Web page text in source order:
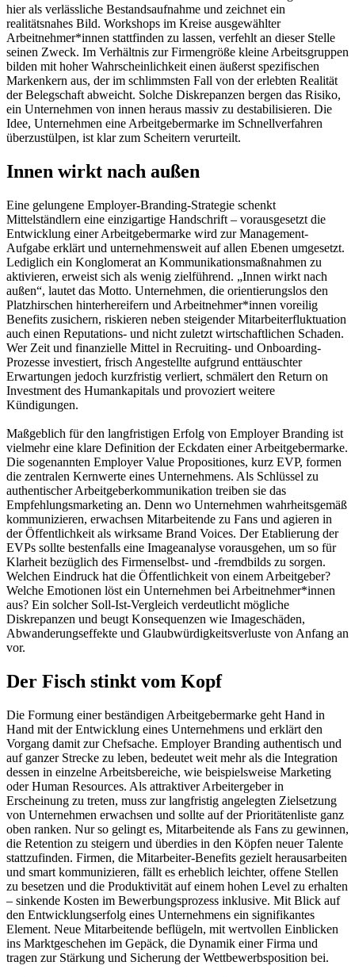
hier als verlässliche Bestandsaufnahme und zeichnet ein
realitätsnahes Bild. Workshops im Kreise ausgewählter
Arbeitnehmer*innen stattfinden zu lassen, verfehlt an dieser Stelle
seinen Zweck. Im Verhältnis zur Firmengröße kleine Arbeitsgruppen
bilden mit hoher Wahrscheinlichkeit einen äußerst spezifischen
Markenkern aus, der im schlimmsten Fall von der erlebten Realität
der Belegschaft abweicht. Solche Diskrepanzen bergen das Risiko,
ein Unternehmen von innen heraus massiv zu destabilisieren. Die
Idee, Unternehmen eine Arbeitgebermarke im Schnellverfahren
überzustülpen, ist klar zum Scheitern verurteilt.
Innen wirkt nach außen
Eine gelungene Employer-Branding-Strategie schenkt
Mittelständlern eine einzigartige Handschrift – vorausgesetzt die
Entwicklung einer Arbeitgebermarke wird zur Management-
Aufgabe erklärt und unternehmensweit auf allen Ebenen umgesetzt.
Lediglich ein Konglomerat an Kommunikationsmaßnahmen zu
aktivieren, erweist sich als wenig zielführend. „Innen wirkt nach
außen“, lautet das Motto. Unternehmen, die orientierungslos den
Platzhirschen hinterhereifern und Arbeitnehmer*innen voreilig
Benefits zusichern, riskieren neben steigender Mitarbeiterfluktuation
auch einen Reputations- und nicht zuletzt wirtschaftlichen Schaden.
Wer Zeit und finanzielle Mittel in Recruiting- und Onboarding-
Prozesse investiert, frisch Angestellte aufgrund enttäuschter
Erwartungen jedoch kurzfristig verliert, schmälert den Return on
Investment des Humankapitals und provoziert weitere
Kündigungen.
Maßgeblich für den langfristigen Erfolg von Employer Branding ist
vielmehr eine klare Definition der Eckdaten einer Arbeitgebermarke.
Die sogenannten Employer Value Propositiones, kurz EVP, formen
die zentralen Kernwerte eines Unternehmens. Als Schlüssel zu
authentischer Arbeitgeberkommunikation treiben sie das
Empfehlungsmarketing an. Denn wo Unternehmen wahrheitsgemäß
kommunizieren, erwachsen Mitarbeitende zu Fans und agieren in
der Öffentlichkeit als wirksame Brand Voices. Der Etablierung der
EVPs sollte bestenfalls eine Imageanalyse vorausgehen, um so für
Klarheit bezüglich des Firmenselbst- und -fremdbilds zu sorgen.
Welchen Eindruck hat die Öffentlichkeit von einem Arbeitgeber?
Welche Emotionen löst ein Unternehmen bei Arbeitnehmer*innen
aus? Ein solcher Soll-Ist-Vergleich verdeutlicht mögliche
Diskrepanzen und beugt Konsequenzen wie Imageschäden,
Abwanderungseffekte und Glaubwürdigkeitsverluste von Anfang an
vor.
Der Fisch stinkt vom Kopf
Die Formung einer beständigen Arbeitgebermarke geht Hand in
Hand mit der Entwicklung eines Unternehmens und erklärt den
Vorgang damit zur Chefsache. Employer Branding authentisch und
auf ganzer Strecke zu leben, bedeutet weit mehr als die Integration
dessen in einzelne Arbeitsbereiche, wie beispielsweise Marketing
oder Human Resources. Als attraktiver Arbeitergeber in
Erscheinung zu treten, muss zur langfristig angelegten Zielsetzung
von Unternehmen erwachsen und sollte auf der Prioritätenliste ganz
oben ranken. Nur so gelingt es, Mitarbeitende als Fans zu gewinnen,
die Retention zu steigern und überdies in den Köpfen neuer Talente
stattzufinden. Firmen, die Mitarbeiter-Benefits gezielt herausarbeiten
und smart kommunizieren, fällt es erheblich leichter, offene Stellen
zu besetzen und die Produktivität auf einem hohen Level zu erhalten
– sinkende Kosten im Bewerbungsprozess inklusive. Mit Blick auf
den Entwicklungserfolg eines Unternehmens ein signifikantes
Element. Neue Mitarbeitende beflügeln, mit wertvollen Einblicken
ins Marktgeschehen im Gepäck, die Dynamik einer Firma und
tragen zur Stärkung und Sicherung der Wettbewerbsposition bei.